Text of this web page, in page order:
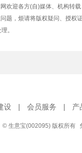
欢迎各方(自)媒体、机构转
题，烦请将版权疑问、授权
。
设 | 会员服务 | 产
© 生意宝(002095) 版权所有